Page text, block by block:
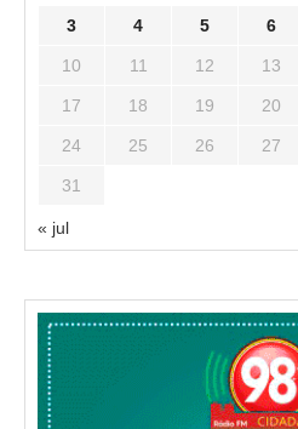
3 4 5 6
10 11 12 13
17 18 19 20
24 25 26 27
31
« jul